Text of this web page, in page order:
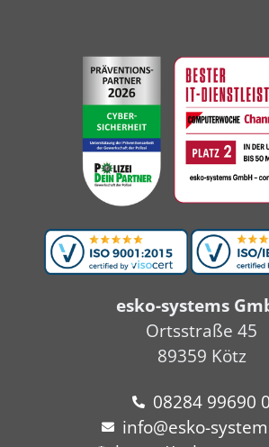
esko-systems
Ortsstraße 45
89359 Kötz
08284 99690 0
info@esko-